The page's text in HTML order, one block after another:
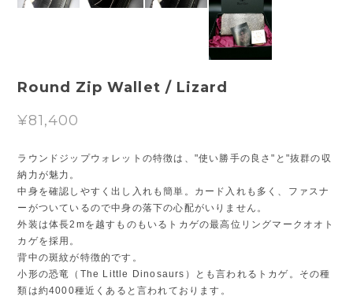
Round Zip Wallet / Lizard
¥81,400
ラウンドジップウォレットの特徴は、"使い勝手の良さ"と"抜群の収
納力が魅力。
中身を確認しやすく出し入れも簡単。カード入れも多く、ファスナ
ーがついているので中身の落下の心配がいりません。
外装は体長2mを越すものもいるトカゲの最高位リングマークオオト
カゲを採用。
背中の斑紋が特徴的です。
小形の恐竜（The Little Dinosaurs）とも言われるトカゲ。その種
類は約4000種近くあると言われております。